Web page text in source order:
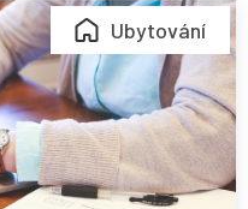
Ubytování